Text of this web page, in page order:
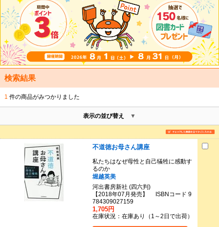
検索結果
1 件の商品がみつかりました
表示の並び替え
不道徳お母さん講座
私たちはなぜ母性と自己犠牲に感動す
るのか
堀越英美
河出書房新社 (四六判)
【2018年07月発売】 ISBNコード 9
784309027159
1,705円
在庫状況：在庫あり（1～2日で出荷）